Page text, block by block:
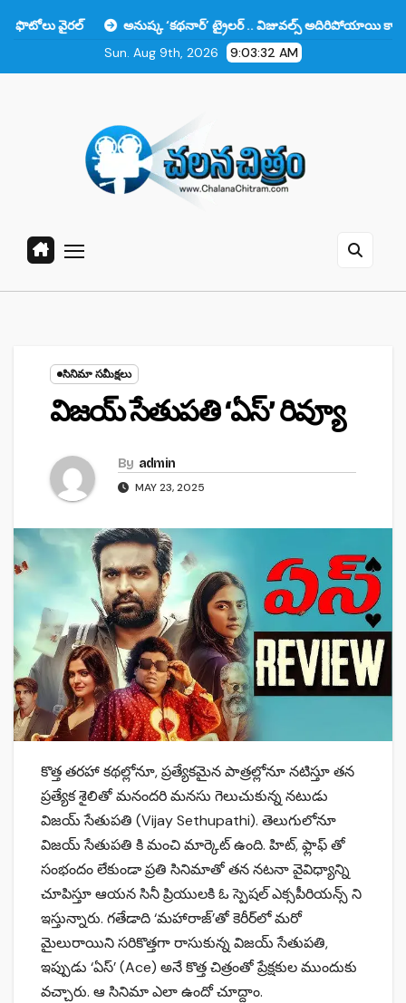
అనుష్క ‘కథనార్’ ట్రైలర్ .. విజువల్స్ అదిరిపోయాయి కానీ ఆ ఒక్కటే లోటు!!
Sun. Aug 9th, 2026
9:03:33 AM
సినిమా సమీక్షలు
విజయ్ సేతుపతి ‘ఏస్’ రివ్యూ
By admin
MAY 23, 2025
కొత్త తరహా కథల్లోనూ, ప్రత్యేకమైన పాత్రల్లోనూ నటిస్తూ తన
ప్రత్యేక శైలితో మనందరి మనసు గెలుచుకున్న నటుడు
విజయ్ సేతుపతి (Vijay Sethupathi). తెలుగులోనూ
విజయ్ సేతుపతి కి మంచి మార్కెట్ ఉంది. హిట్, ఫ్లాఫ్ తో
సంభందం లేకుండా ప్రతి సినిమాతో తన నటనా వైవిధ్యాన్ని
చూపిస్తూ ఆయన సినీ ప్రియులకి ఓ స్పెషల్ ఎక్సపీరియన్స్ ని
ఇస్తున్నారు. గతేడాది ‘మహారాజ్’తో కెరీర్‌లో మరో
మైలురాయిని సరికొత్తగా రాసుకున్న విజయ్‌ సేతుపతి,
ఇప్పుడు ‘ఏస్’ (Ace) అనే కొత్త చిత్రంతో ప్రేక్షకుల ముందుకు
వచ్చారు. ఆ సినిమా ఎలా ఉందో చూద్దాం.